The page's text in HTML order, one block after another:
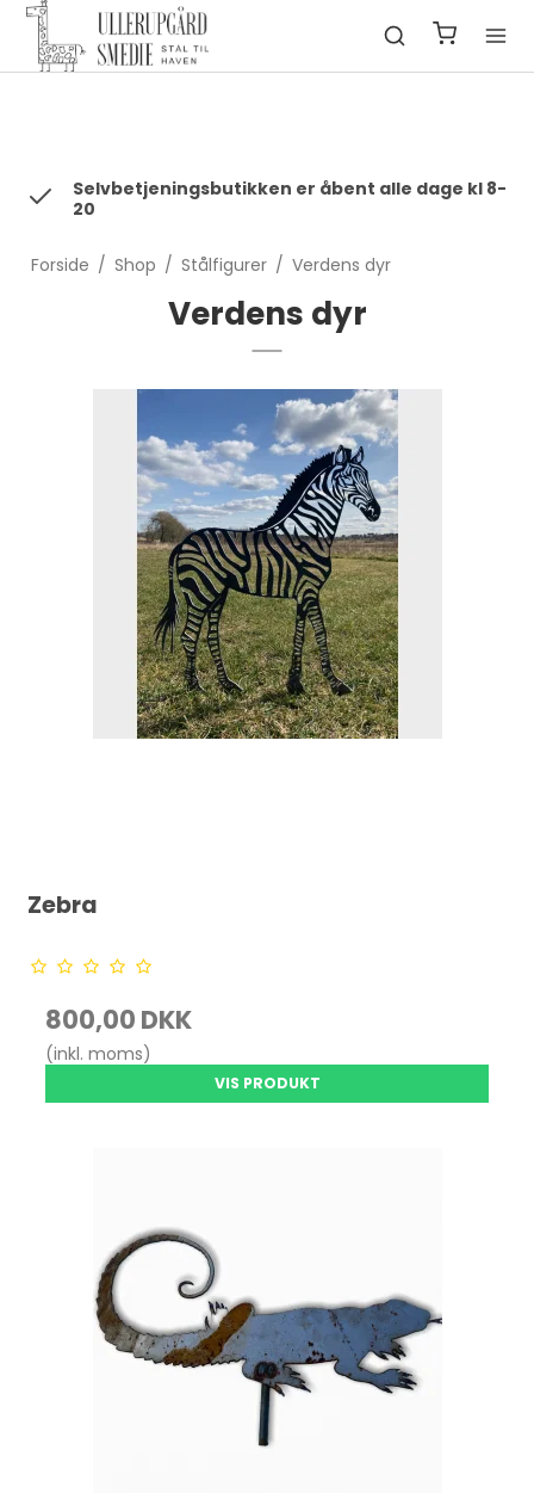
fbq('init', '1322550991547406', { em: 'email@email.com', //
Values will be hashed automatically by the pixel using SHA-256
ph: '1234567890', ... });
Selvbetjeningsbutikken er åbent alle dage kl 8-
20
Forside / Shop / Stålfigurer / Verdens dyr
Verdens dyr
Zebra
800,00 DKK
(inkl. moms)
VIS PRODUKT